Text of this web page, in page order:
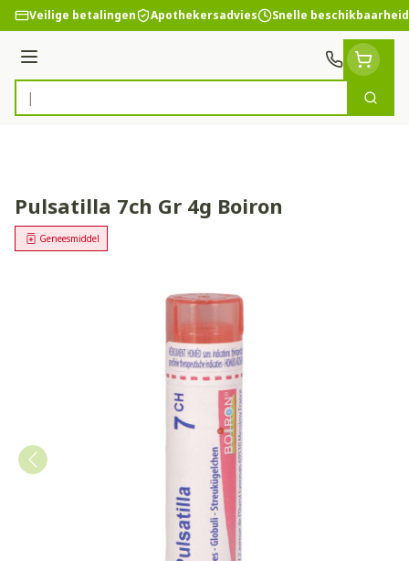
Ga naar de inhoud
Veilige betalingen Apothekersadvies Snelle beschikbaarheid
Menu
Product, merk, categorie...
Zoek
Pulsatilla 7ch Gr 4g Boiron
Geneesmiddel